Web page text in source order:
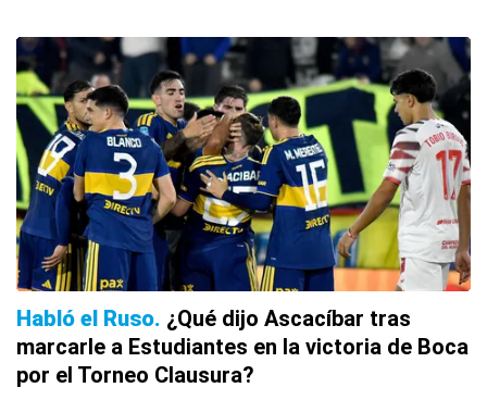
Habló el Ruso ¿Qué dijo Ascacíbar tras
marcarle a Estudiantes en la victoria de Boca
por el Torneo Clausura?